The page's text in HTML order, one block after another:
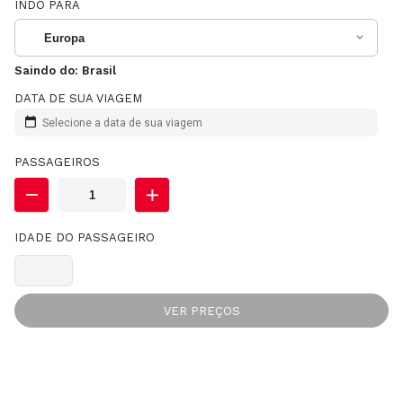
INDO PARA
Europa
Saindo do: Brasil
DATA DE SUA VIAGEM
Selecione a data de sua viagem
PASSAGEIROS
IDADE DO PASSAGEIRO
VER PREÇOS